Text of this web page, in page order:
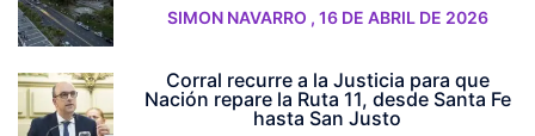
SIMON NAVARRO , 16 DE ABRIL DE 2026
Corral recurre a la Justicia para que
Nación repare la Ruta 11, desde Santa Fe
hasta San Justo